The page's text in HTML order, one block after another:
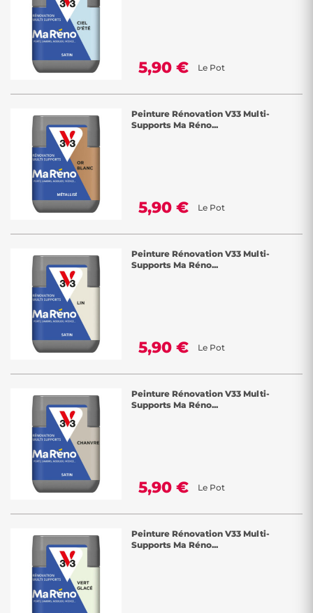
5,90 € Le Pot
Peinture Rénovation V33 Multi-
Supports Ma Réno...
5,90 € Le Pot
Peinture Rénovation V33 Multi-
Supports Ma Réno...
5,90 € Le Pot
Peinture Rénovation V33 Multi-
Supports Ma Réno...
5,90 € Le Pot
Peinture Rénovation V33 Multi-
Supports Ma Réno...